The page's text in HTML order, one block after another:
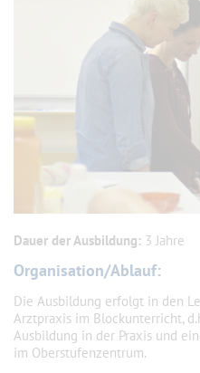
Dauer der Ausbildung: 3 Jahre
Organisation/Ablauf:
Die Ausbildung erfolgt in den
Arztpraxis im Blockunterricht,
Ausbildung in der Praxis und
im Oberstufenzentrum.